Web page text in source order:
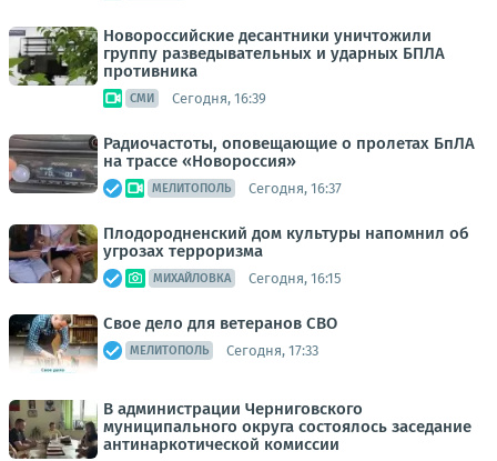
Новороссийские десантники уничтожили
группу разведывательных и ударных БПЛА
противника
СМИ Сегодня, 16:39
Радиочастоты, оповещающие о пролетах БпЛА
на трассе «Новороссия»
МЕЛИТОПОЛЬ Сегодня, 16:37
Плодородненский дом культуры напомнил об
угрозах терроризма
МИХАЙЛОВКА Сегодня, 16:15
Свое дело для ветеранов СВО
МЕЛИТОПОЛЬ Сегодня, 17:33
В администрации Черниговского
муниципального округа состоялось заседание
антинаркотической комиссии